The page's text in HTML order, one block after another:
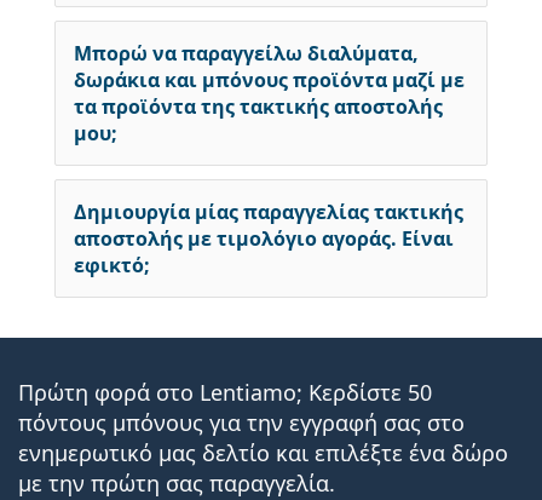
Μπορώ να παραγγείλω διαλύματα,
δωράκια και μπόνους προϊόντα μαζί με
τα προϊόντα της τακτικής αποστολής
μου;
Δημιουργία μίας παραγγελίας τακτικής
αποστολής με τιμολόγιο αγοράς. Είναι
εφικτό;
Πρώτη φορά στο Lentiamo; Κερδίστε 50
πόντους μπόνους για την εγγραφή σας στο
ενημερωτικό μας δελτίο και επιλέξτε ένα δώρο
με την πρώτη σας παραγγελία.